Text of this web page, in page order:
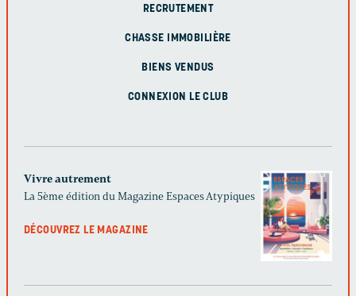
RECRUTEMENT
CHASSE IMMOBILIÈRE
BIENS VENDUS
CONNEXION LE CLUB
Vivre autrement
La 5ème édition du Magazine Espaces Atypiques
DÉCOUVREZ LE MAGAZINE